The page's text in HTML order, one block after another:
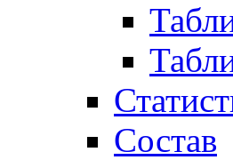
Состав